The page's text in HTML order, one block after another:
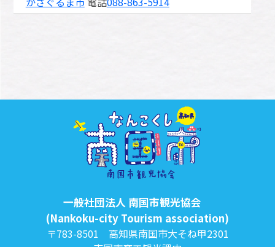
一般社団法人 南国市観光協会
(Nankoku-city Tourism association)
〒783-8501 高知県南国市大そね甲2301